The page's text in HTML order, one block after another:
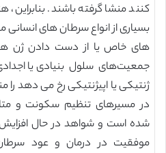
کنند منشا گرفته باشند.
بسیاری از انواع سرطان های
های خاص یا از دست دادن ژن
جمعیت‌های سلول بنیادی یا
ژنتیکی یا اپیژنتیکی رخ می دهد
در مسیرهای تنظیم سکونت و
شده است و شواهد در حال
موفقیت در درمان و عود